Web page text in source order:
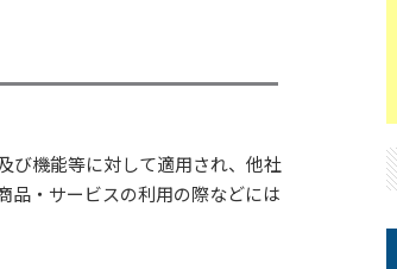
び機能等に対して適用され、他社
品・サービスの利用の際などには